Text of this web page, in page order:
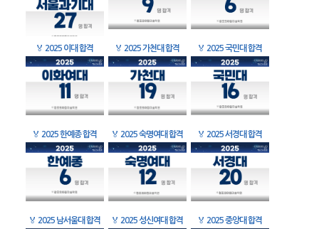
🏅 2025 이대 합격 🏅 2025 가천대 합격 🏅 2025 국민대 합격
🏅 2025 한예종 합격 🏅 2025 숙명여대 합격 🏅 2025 서경대 합격
🏅 2025 남서울대 합격 🏅 2025 성신여대 합격 🏅 2025 중앙대 합격